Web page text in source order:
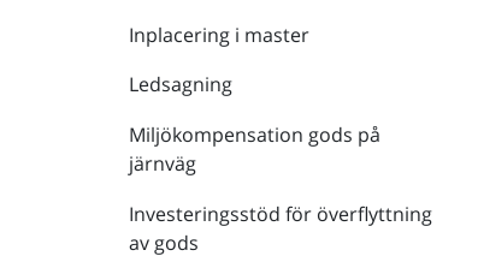
Inplacering i master
Ledsagning
Miljökompensation gods på
järnväg
Investeringsstöd för överflyttning
av gods